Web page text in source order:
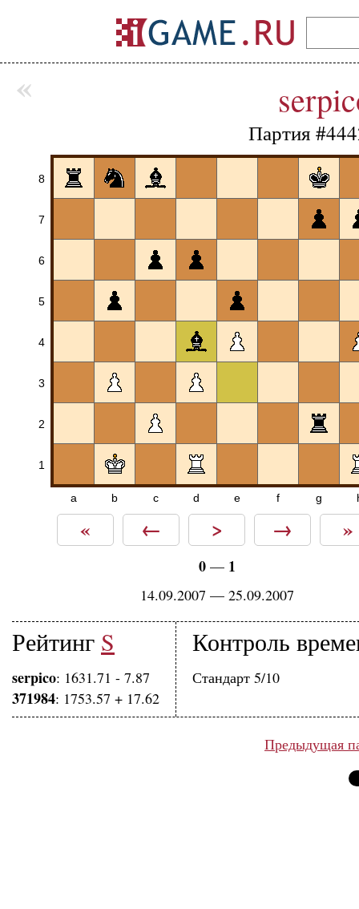
Партия
8
7
6
5
4
3
2
1
a b c d e f g
« ← > → »
0— 1
14.09.2007 — 25.09.2007
Рейтинг S
serpico: 1631.71 - 7.87
371984: 1753.57 + 17.62
Контроль
Стандарт 5/10
Предыдущая
«